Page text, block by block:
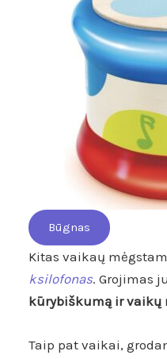
Būgnas
Kitas vaikaų
ksilofonas. Grojimas
kūrybiškumą ir vaikų
Taip pat vaikai,